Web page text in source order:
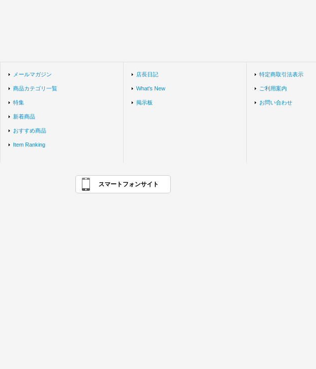
メールマガジン
商品カテゴリ一覧
特集
新着商品
おすすめ商品
Item Ranking
店長日記
What's New
掲示板
特定商取引法表示
ご利用案内
お問い合わせ
スマートフォンサイト